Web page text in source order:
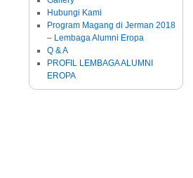
Hubungi Kami
Program Magang di Jerman 2018
– Lembaga Alumni Eropa
Q & A
PROFIL LEMBAGA ALUMNI
EROPA